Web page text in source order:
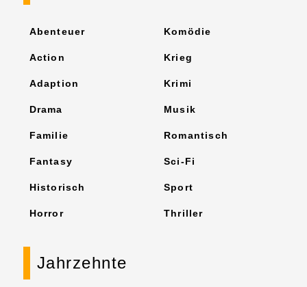
Abenteuer
Action
Adaption
Drama
Familie
Fantasy
Historisch
Horror
Komödie
Krieg
Krimi
Musik
Romantisch
Sci-Fi
Sport
Thriller
Jahrzehnte